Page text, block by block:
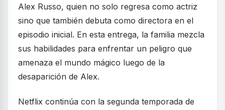
Alex Russo, quien no solo regresa como actriz
sino que también debuta como directora en el
episodio inicial. En esta entrega, la familia mezcla
sus habilidades para enfrentar un peligro que
amenaza el mundo mágico luego de la
desaparición de Alex.
Netflix continúa con la segunda temporada de